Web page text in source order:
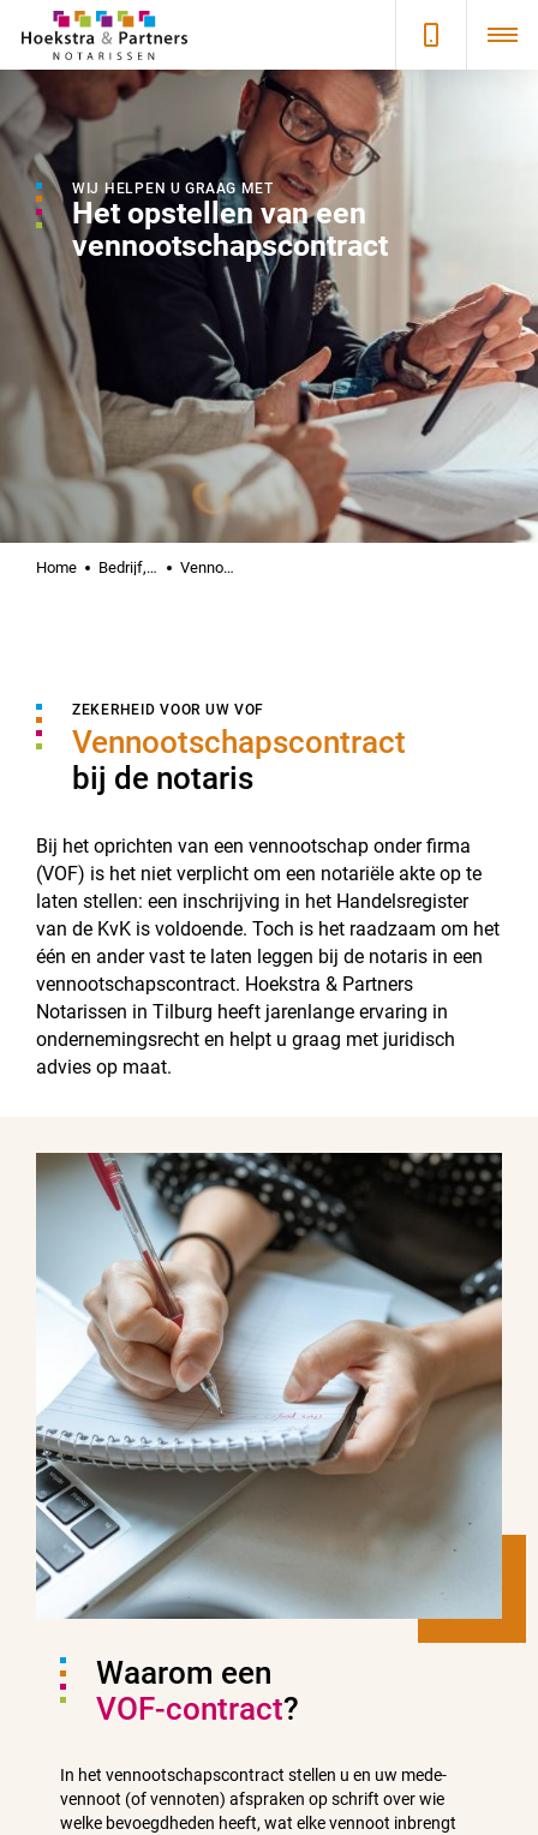
WIJ HELPEN U GRAAG MET
Het opstellen van een
vennootschapscontract
Home Bedrijf, vereniging & stichting Vennootschapscontract
ZEKERHEID VOOR UW VOF
Vennootschapscontract
bij de notaris
Bij het oprichten van een vennootschap onder firma
(VOF) is het niet verplicht om een notariële akte op te
laten stellen: een inschrijving in het Handelsregister
van de KvK is voldoende. Toch is het raadzaam om het
één en ander vast te laten leggen bij de notaris in een
vennootschapscontract. Hoekstra & Partners
Notarissen in Tilburg heeft jarenlange ervaring in
ondernemingsrecht en helpt u graag met juridisch
advies op maat.
Waarom een
VOF-contract?
In het vennootschapscontract stellen u en uw mede-
vennoot (of vennoten) afspraken op schrift over wie
welke bevoegdheden heeft, wat elke vennoot inbrengt